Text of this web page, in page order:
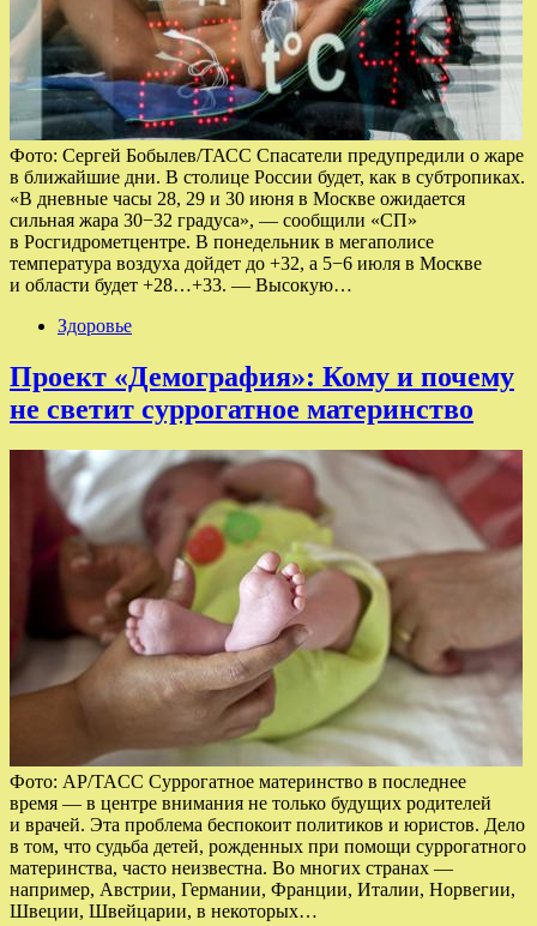
Фото: Сергей Бобылев/ТАСС Спасатели предупредили о жаре
в ближайшие дни. В столице России будет, как в субтропиках.
«В дневные часы 28, 29 и 30 июня в Москве ожидается
сильная жара 30−32 градуса», — сообщили «СП»
в Росгидрометцентре. В понедельник в мегаполисе
температура воздуха дойдет до +32, а 5−6 июля в Москве
и области будет +28…+33. — Высокую…
Здоровье
Проект «Демография»: Кому и почему
не светит суррогатное материнство
Фото: AP/TAСС Суррогатное материнство в последнее
время — в центре внимания не только будущих родителей
и врачей. Эта проблема беспокоит политиков и юристов. Дело
в том, что судьба детей, рожденных при помощи суррогатного
материнства, часто неизвестна. Во многих странах —
например, Австрии, Германии, Франции, Италии, Норвегии,
Швеции, Швейцарии, в некоторых…